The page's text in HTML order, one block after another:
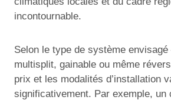
incontournable.
Selon le type de système envisagé
multisplit, gainable ou même
prix et les modalités d’installation
significativement. Par exemple, un